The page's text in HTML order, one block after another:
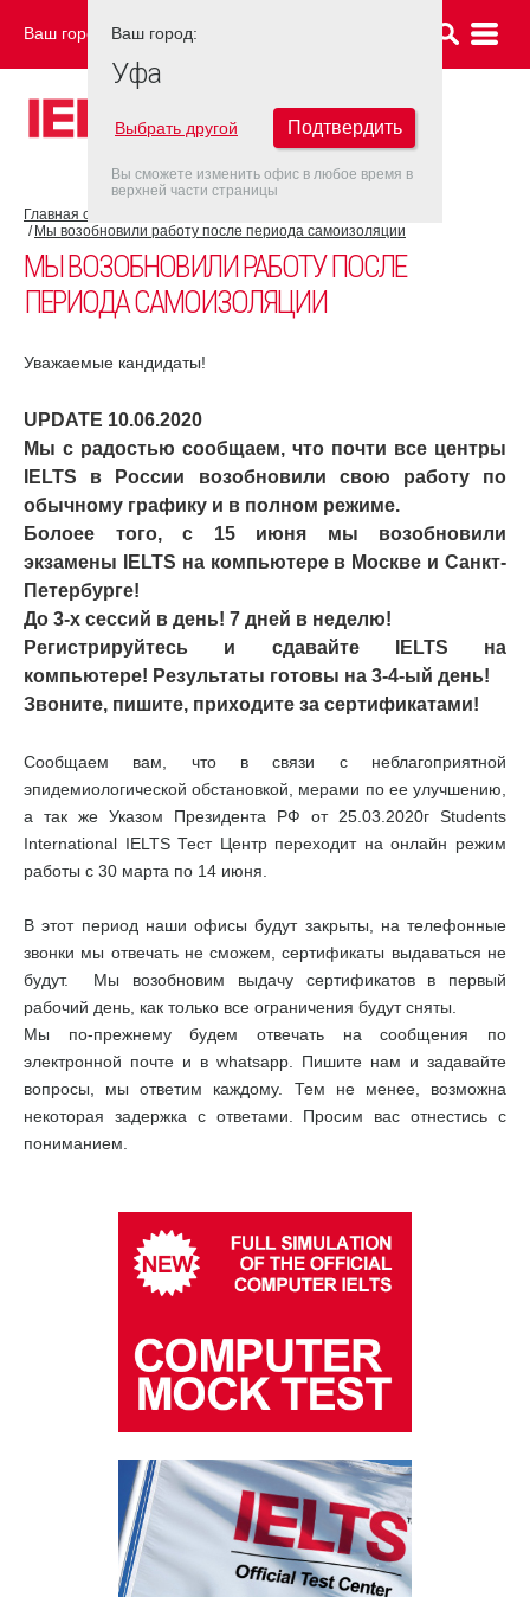
Ваш город: УФА
Главная страница
Мы возобновили работу после периода самоизоляции
МЫ ВОЗОБНОВИЛИ РАБОТУ ПОСЛЕ
ПЕРИОДА САМОИЗОЛЯЦИИ
Уважаемые кандидаты!
UPDATE 10.06.2020
Мы с радостью сообщаем, что почти все центры
IELTS в России возобновили свою работу по
обычному графику и в полном режиме.
Болоее того, с 15 июня мы возобновили
экзамены IELTS на компьютере в Москве и Санкт-
Петербурге!
До 3-х сессий в день! 7 дней в неделю!
Регистрируйтесь и сдавайте IELTS на
компьютере! Результаты готовы на 3-4-ый день!
Звоните, пишите, приходите за сертификатами!
Сообщаем вам, что в связи с неблагоприятной
эпидемиологической обстановкой, мерами по ее улучшению,
а так же Указом Президента РФ от 25.03.2020г Students
International IELTS Тест Центр переходит на онлайн режим
работы с 30 марта по 14 июня.
В этот период наши офисы будут закрыты, на телефонные
звонки мы отвечать не сможем, сертификаты выдаваться не
будут. Мы возобновим выдачу сертификатов в первый
рабочий день, как только все ограничения будут сняты.
Мы по-прежнему будем отвечать на сообщения по
электронной почте и в whatsapp. Пишите нам и задавайте
вопросы, мы ответим каждому. Тем не менее, возможна
некоторая задержка с ответами. Просим ваc отнестись с
пониманием.
Ваш город:
Уфа
Выбрать другой Подтвердить
Вы сможете изменить офис в любое время в
верхней части страницы